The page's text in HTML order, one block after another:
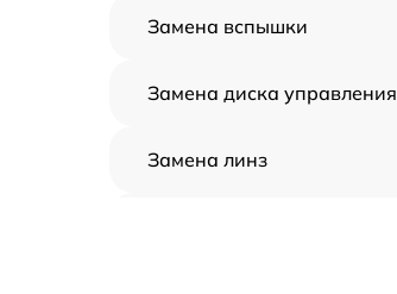
Замена вспышки
Замена диска управления
Замена линз